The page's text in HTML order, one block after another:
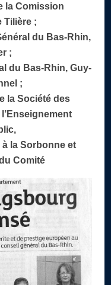
la Comission
Tilière ;
du Bas-Rhin,
;
du Bas-Rhin, Guy-
;
la Société des
la Sorbonne et
Comité